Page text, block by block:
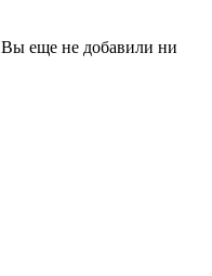
Вы еще не добавили ни